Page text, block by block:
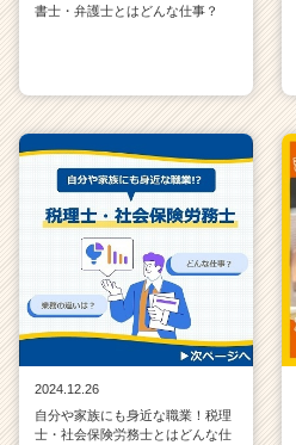
書士・弁護士とはどんな仕事？
2024.12.26
自分や家族にも身近な職業！税理
士・社会保険労務士とはどんな仕